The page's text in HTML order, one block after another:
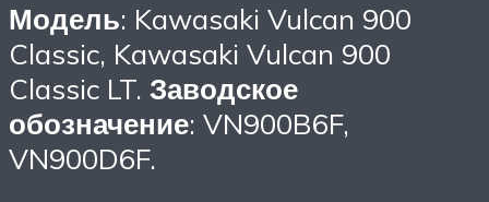
Модель: Kawasaki Vulcan 900
Classic, Kawasaki Vulcan 900
Classic LT. Заводское
обозначение: VN900B6F,
VN900D6F.